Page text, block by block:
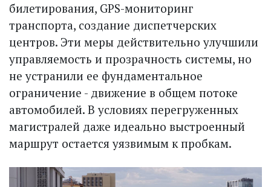
билетирования, GPS-мониторинг
транспорта, создание диспетчерских
центров. Эти меры действительно улучшили
управляемость и прозрачность системы, но
не устранили ее фундаментальное
ограничение - движение в общем потоке
автомобилей. В условиях перегруженных
магистралей даже идеально выстроенный
маршрут остается уязвимым к пробкам.